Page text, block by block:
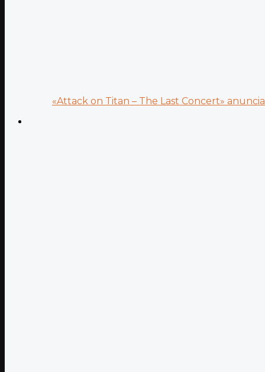
«Attack on Titan – The Last Concert»